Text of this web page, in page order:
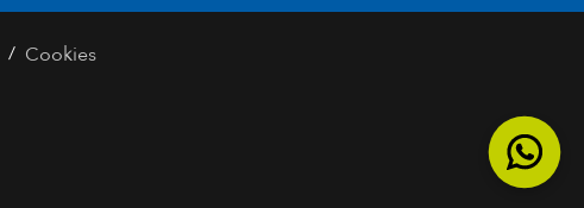
/ Cookies